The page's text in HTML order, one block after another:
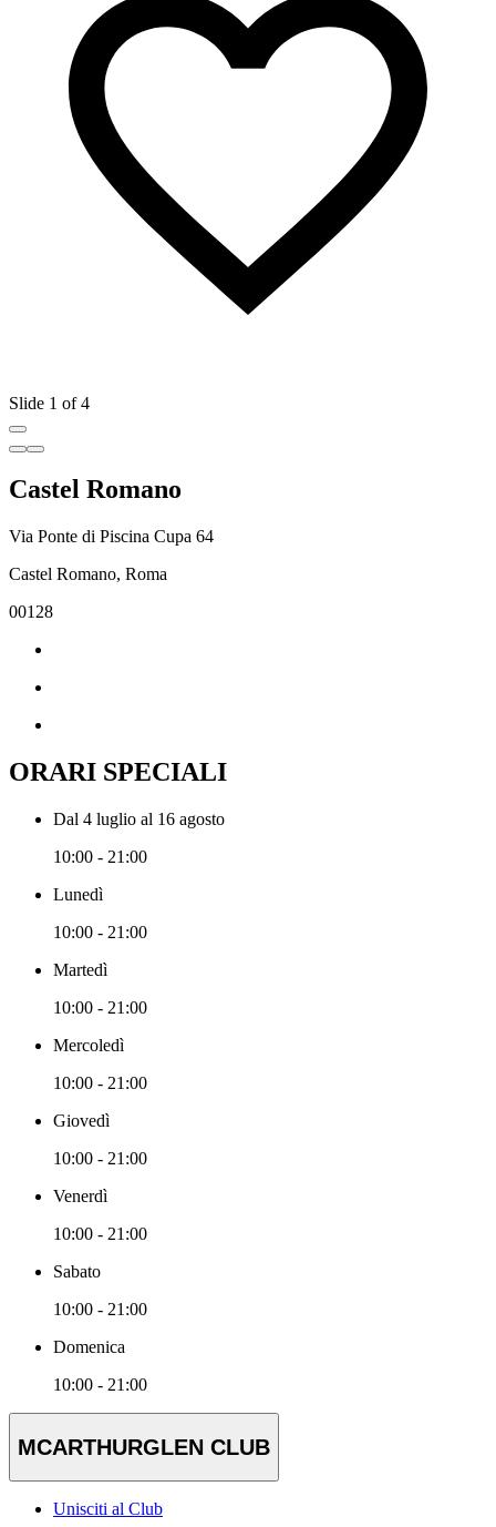
Slide 1 of 4
Castel Romano
Via Ponte di Piscina Cupa 64
Castel Romano, Roma
00128
ORARI SPECIALI
Dal 4 luglio al 16 agosto
10:00 - 21:00
Lunedì
10:00 - 21:00
Martedì
10:00 - 21:00
Mercoledì
10:00 - 21:00
Giovedì
10:00 - 21:00
Venerdì
10:00 - 21:00
Sabato
10:00 - 21:00
Domenica
10:00 - 21:00
MCARTHURGLEN CLUB
Unisciti al Club